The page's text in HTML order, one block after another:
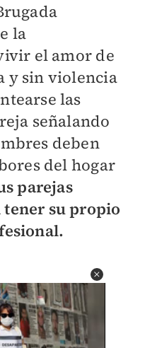
la
el amor de
y sin violencia
las
señalando
deben
del hogar
parejas
su propio